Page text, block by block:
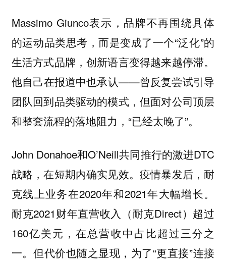
Massimo Giunco表示，品牌不再围绕具体
的运动品类思考，而是变成了一个“泛化”的
生活方式品牌，创新语言变得越来越停滞。
他自己在报道中也承认——曾反复尝试引导
团队回到品类驱动的模式，但面对公司顶层
和整套流程的落地阻力，“已经太晚了”。
John Donahoe和O’Neill共同推行的激进DTC
战略，在短期内确实见效。疫情暴发后，耐
克线上业务在2020年和2021年大幅增长。
耐克2021财年直营收入（耐克Direct）超过
160亿美元，在总营收中占比超过三分之
一。但代价也随之显现，为了“更直接”连接